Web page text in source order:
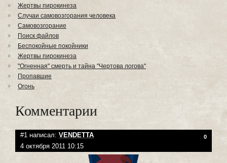
Жертвы пирокинеза
Случаи самовозгорания человека
Самовозгорание
Поиск файлов
Беспокойные покойники
Жертвы пирокинеза
"Огненная" смерть и тайна "Чертова логова"
Пропавшие
Огонь
Комментарии
#1 написал: VENDETTA 0
4 октября 2011 10:15